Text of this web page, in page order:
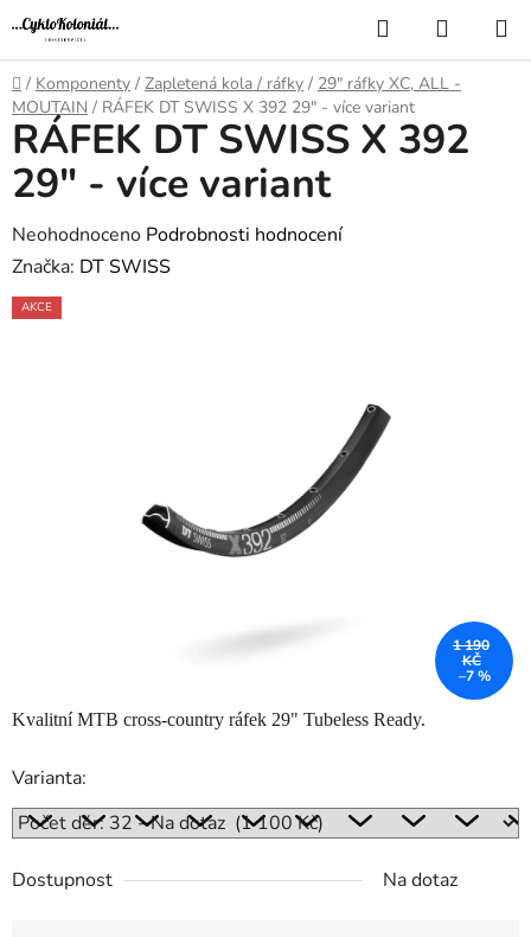
Přejít
na
obsah
Hledat
KOŠÍK
Domů
/ Komponenty / Zapletená kola / ráfky / 29" ráfky XC, ALL -
MOUTAIN / RÁFEK DT SWISS X 392 29" - více variant
Kvalitní MTB cross-country ráfek 29" Tubeless Ready.
Varianta:
Dostupnost Na dotaz
RÁFEK DT SWISS X 392
29" - více variant
Průměrné
hodnocení
produktu
Neohodnoceno Podrobnosti hodnocení
Značka: DT SWISS
AKCE
1 190
KČ
–7 %